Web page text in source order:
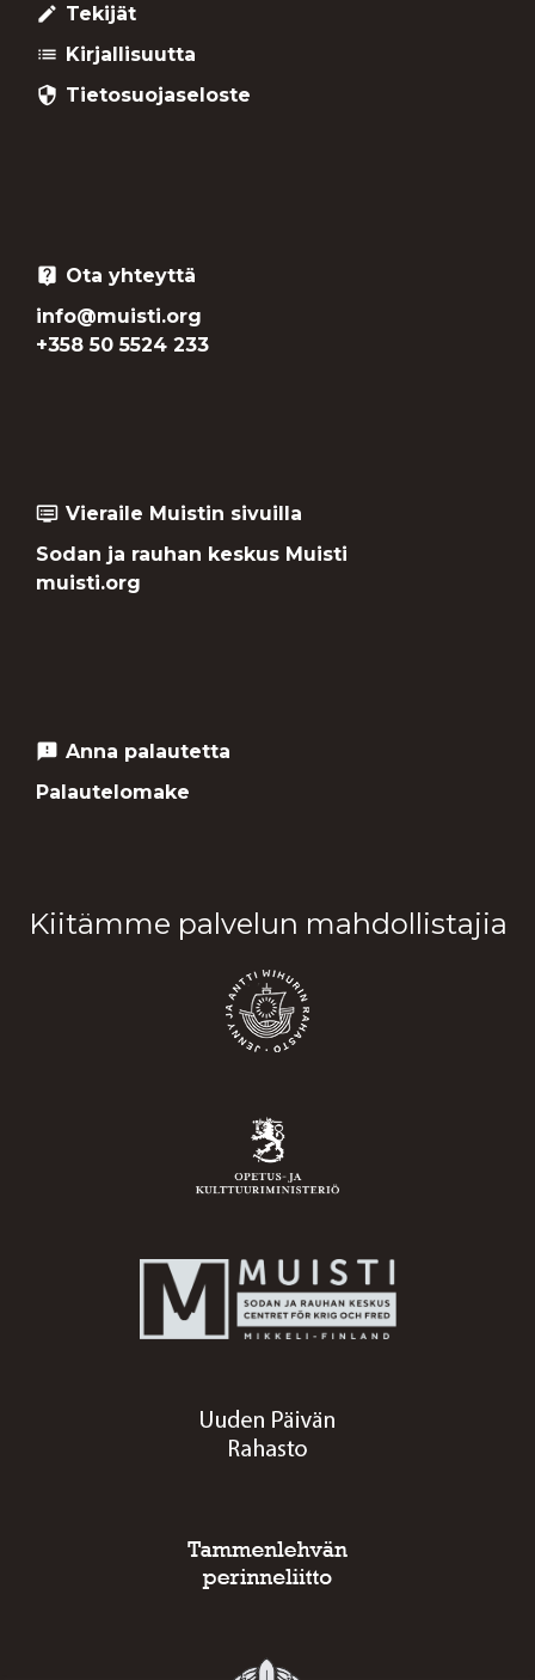
create Tekijät
list Kirjallisuutta
security Tietosuojaseloste
live_help
Ota yhteyttä
info@muisti.org
+358 50 5524 233
dvr Vieraile Muistin sivuilla
Sodan ja rauhan keskus Muisti
muisti.org
feedback Anna palautetta
Palautelomake
Kiitämme palvelun mahdollistajia